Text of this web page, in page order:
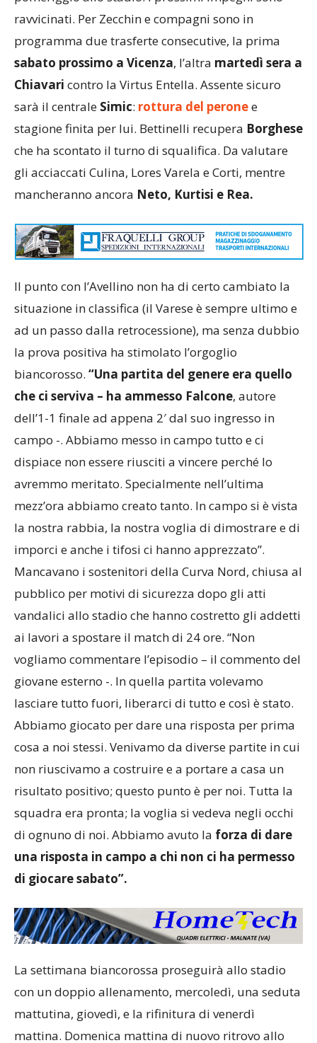
ravvicinati. Per Zecchin e compagni sono in
programma due trasferte consecutive, la prima
sabato prossimo a Vicenza, l’altra martedì sera a
Chiavari contro la Virtus Entella. Assente sicuro
sarà il centrale Simic: rottura del peronee
stagione finita per lui. Bettinelli recupera Borghese
che ha scontato il turno di squalifica. Da valutare
gli acciaccati Culina, Lores Varela e Corti, mentre
mancheranno ancora Neto, Kurtisi e Rea.
Il punto con l’Avellino non ha di certo cambiato la
situazione in classifica (il Varese è sempre ultimo e
ad un passo dalla retrocessione), ma senza dubbio
la prova positiva ha stimolato l’orgoglio
biancorosso. “Una partita del genere era quello
che ci serviva – ha ammesso Falcone, autore
dell’1-1 finale ad appena 2′ dal suo ingresso in
campo -. Abbiamo messo in campo tutto e ci
dispiace non essere riusciti a vincere perché lo
avremmo meritato. Specialmente nell’ultima
mezz’ora abbiamo creato tanto. In campo si è vista
la nostra rabbia, la nostra voglia di dimostrare e di
imporci e anche i tifosi ci hanno apprezzato”.
Mancavano i sostenitori della Curva Nord, chiusa al
pubblico per motivi di sicurezza dopo gli atti
vandalici allo stadio che hanno costretto gli addetti
ai lavori a spostare il match di 24 ore. “Non
vogliamo commentare l’episodio – il commento del
giovane esterno -. In quella partita volevamo
lasciare tutto fuori, liberarci di tutto e così è stato.
Abbiamo giocato per dare una risposta per prima
cosa a noi stessi. Venivamo da diverse partite in cui
non riuscivamo a costruire e a portare a casa un
risultato positivo; questo punto è per noi. Tutta la
squadra era pronta; la voglia si vedeva negli occhi
di ognuno di noi. Abbiamo avuto la forza di dare
una risposta in campo a chi non ci ha permesso
di giocare sabato”.
La settimana biancorossa proseguirà allo stadio
con un doppio allenamento, mercoledì, una seduta
mattutina, giovedì, e la rifinitura di venerdì
mattina. Domenica mattina di nuovo ritrovo allo